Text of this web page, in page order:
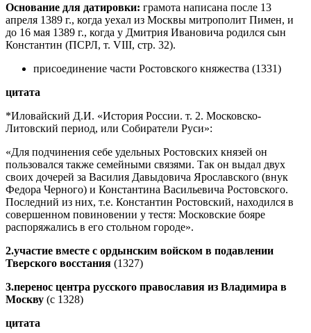
Основание для датировки: грамота написана после 13
апреля 1389 г., когда уехал из Москвы митрополит Пимен, и
до 16 мая 1389 г., когда у Дмитрия Ивановича родился сын
Константин (ПСРЛ, т. VIII, стр. 32).
присоединение части Ростовского княжества (1331)
цитата
*Иловайский Д.И. «История России. т. 2. Московско-
Литовский период, или Собиратели Руси»:
«Для подчинения себе удельных Ростовских князей он
пользовался также семейными связями. Так он выдал двух
своих дочерей за Василия Давыдовича Ярославского (внук
Федора Черного) и Константина Васильевича Ростовского.
Последний из них, т.е. Константин Ростовский, находился в
совершенном повиновении у тестя: Московские бояре
распоряжались в его стольном городе».
2.участие вместе с ордынским войском в подавлении
Тверского восстания (1327)
3.перенос центра русского православия из Владимира в
Москву (с 1328)
цитата